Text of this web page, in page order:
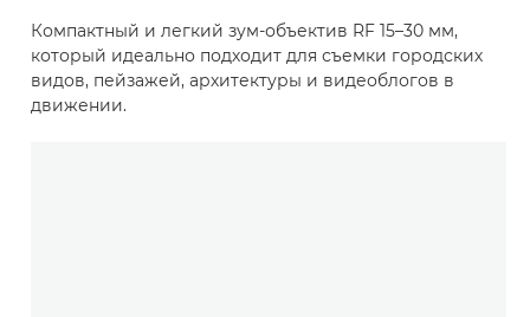
Компактный и легкий зум-объектив RF 15–30 мм,
который идеально подходит для съемки городских
видов, пейзажей, архитектуры и видеоблогов в
движении.